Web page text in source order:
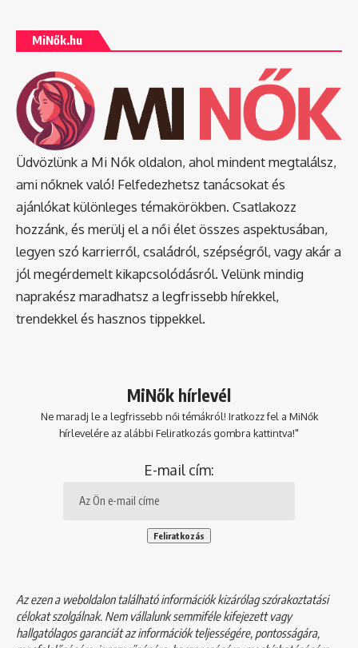
MiNők.hu
Üdvözlünk a Mi Nők oldalon, ahol mindent megtalálsz,
ami nőknek való! Felfedezhetsz tanácsokat és
ajánlókat különleges témakörökben. Csatlakozz
hozzánk, és merülj el a női élet összes aspektusában,
legyen szó karrierről, családról, szépségről, vagy akár a
jól megérdemelt kikapcsolódásról. Velünk mindig
naprakész maradhatsz a legfrissebb hírekkel,
trendekkel és hasznos tippekkel.
MiNők hírlevél
Ne maradj le a legfrissebb női témákról! Iratkozz fel a MiNők
hírlevelére az alábbi Feliratkozás gombra kattintva!"
E-mail cím:
Az ezen a weboldalon található információk kizárólag szórakoztatási
célokat szolgálnak. Nem vállalunk semmiféle kifejezett vagy
hallgatólagos garanciát az információk teljességére, pontosságára,